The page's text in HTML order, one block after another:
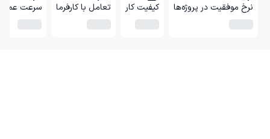
نرخ موفقیت در پروژه‌ها کیفیت کار تعامل با کارفرما سرعت عمل